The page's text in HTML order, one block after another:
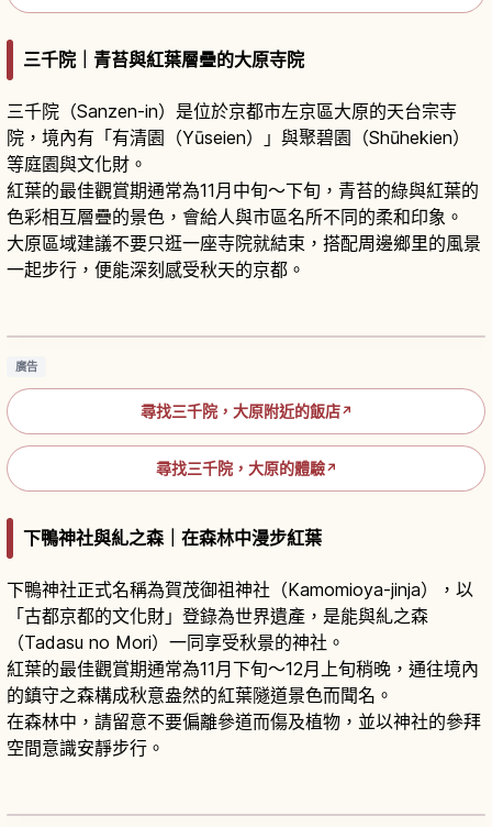
三千院｜青苔與紅葉層疊的大原寺院
三千院（Sanzen-in）是位於京都市左京區大原的天台宗寺
院，境內有「有清園（Yūseien）」與聚碧園（Shūhekien）
等庭園與文化財。
紅葉的最佳觀賞期通常為11月中旬～下旬，青苔的綠與紅葉的
色彩相互層疊的景色，會給人與市區名所不同的柔和印象。
大原區域建議不要只逛一座寺院就結束，搭配周邊鄉里的風景
一起步行，便能深刻感受秋天的京都。
京都大原三千院參拜攻略｜庭園與童地藏必看亮
廣告
尋找三千院，大原附近的飯店↗
尋找三千院，大原的體驗↗
下鴨神社與糺之森｜在森林中漫步紅葉
下鴨神社正式名稱為賀茂御祖神社（Kamomioya-jinja），以
「古都京都的文化財」登錄為世界遺產，是能與糺之森
（Tadasu no Mori）一同享受秋景的神社。
紅葉的最佳觀賞期通常為11月下旬～12月上旬稍晚，通往境內
的鎮守之森構成秋意盎然的紅葉隧道景色而聞名。
在森林中，請留意不要偏離參道而傷及植物，並以神社的參拜
空間意識安靜步行。